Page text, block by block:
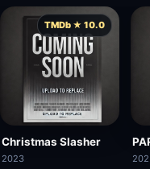
TMDb ★ 10.0
Christmas Slasher
2023